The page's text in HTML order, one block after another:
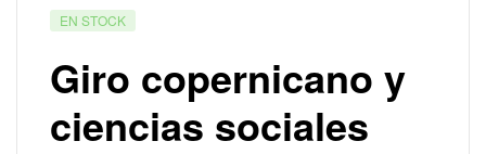
EN STOCK
Giro copernicano y
ciencias sociales